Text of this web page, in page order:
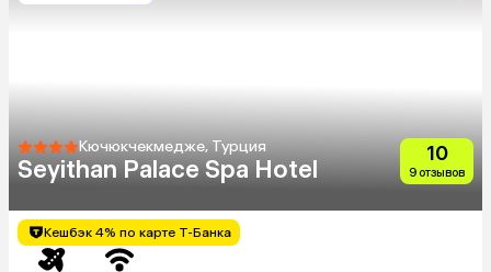
Кючюкчекмедже, Турция
Seyithan Palace Spa Hotel
10
9 отзывов
Кешбэк 4% по карте Т-Банка